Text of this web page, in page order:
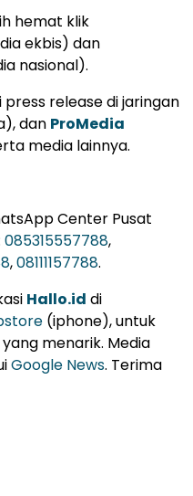
hemat klik
ekbis) dan
nasional).
release di jaringan
dan ProMedia
media lainnya.
Center Pusat
085315557788,
,08111157788.
Hallo.id di
(iphone), untuk
menarik. Media
Google News. Terima